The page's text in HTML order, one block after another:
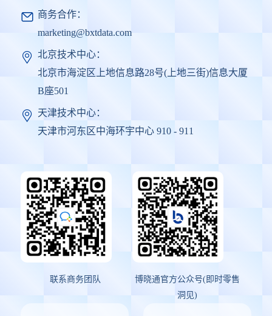
商务合作：
marketing@bxtdata.com
北京技术中心：
北京市海淀区上地信息路28号(上地三街)信息大厦
B座501
天津技术中心：
天津市河东区中海环宇中心 910 - 911
联系商务团队
博晓通官方公众号(即时零售
洞见)